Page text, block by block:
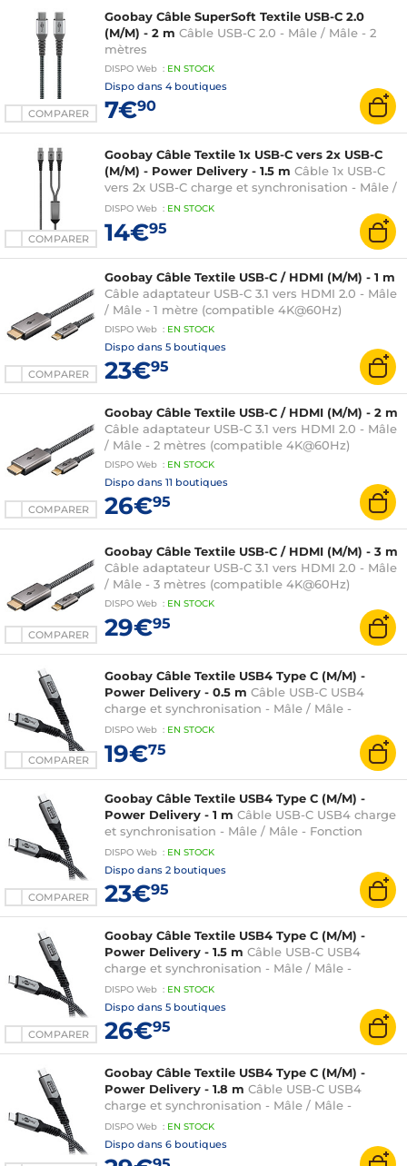
COMPARER
Goobay Câble SuperSoft Textile USB-C 2.0
(M/M) - 2 m Câble USB-C 2.0 - Mâle / Mâle - 2
mètres
DISPO Web : EN STOCK
Dispo dans 4 boutiques
7€90
COMPARER
Goobay Câble Textile 1x USB-C vers 2x USB-C
(M/M) - Power Delivery - 1.5 m Câble 1x USB-C
vers 2x USB-C charge et synchronisation - Mâle /
Mâle - Fonction Power Delivery 60W - 1.5 mètre
DISPO Web : EN STOCK
14€95
COMPARER
Goobay Câble Textile USB-C / HDMI (M/M) - 1 m
Câble adaptateur USB-C 3.1 vers HDMI 2.0 - Mâle
/ Mâle - 1 mètre (compatible 4K@60Hz)
DISPO Web : EN STOCK
Dispo dans 5 boutiques
23€95
COMPARER
Goobay Câble Textile USB-C / HDMI (M/M) - 2 m
Câble adaptateur USB-C 3.1 vers HDMI 2.0 - Mâle
/ Mâle - 2 mètres (compatible 4K@60Hz)
DISPO Web : EN STOCK
Dispo dans 11 boutiques
26€95
COMPARER
Goobay Câble Textile USB-C / HDMI (M/M) - 3 m
Câble adaptateur USB-C 3.1 vers HDMI 2.0 - Mâle
/ Mâle - 3 mètres (compatible 4K@60Hz)
DISPO Web : EN STOCK
29€95
COMPARER
Goobay Câble Textile USB4 Type C (M/M) -
Power Delivery - 0.5 m Câble USB-C USB4
charge et synchronisation - Mâle / Mâle -
Fonction Power Delivery 240W - 0.5 mètre
DISPO Web : EN STOCK
19€75
COMPARER
Goobay Câble Textile USB4 Type C (M/M) -
Power Delivery - 1 m Câble USB-C USB4 charge
et synchronisation - Mâle / Mâle - Fonction
Power Delivery 240W - 1 mètre
DISPO Web : EN STOCK
Dispo dans 2 boutiques
23€95
COMPARER
Goobay Câble Textile USB4 Type C (M/M) -
Power Delivery - 1.5 m Câble USB-C USB4
charge et synchronisation - Mâle / Mâle -
Fonction Power Delivery 240W - 1.5 mètre
DISPO Web : EN STOCK
Dispo dans 5 boutiques
26€95
Goobay Câble Textile USB4 Type C (M/M) -
Power Delivery - 1.8 m Câble USB-C USB4
charge et synchronisation - Mâle / Mâle -
Fonction Power Delivery 240W - 1.8 mètre
DISPO Web : EN STOCK
Dispo dans 6 boutiques